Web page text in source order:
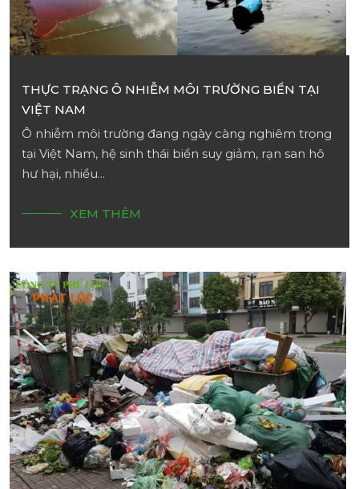
THỰC TRẠNG Ô NHIỄM MÔI TRƯỜNG BIỂN TẠI
VIỆT NAM
Ô nhiễm môi trường đang ngày càng nghiêm trọng
tại Việt Nam, hệ sinh thái biển suy giảm, rạn san hô
hư hại, nhiều...
XEM THÊM